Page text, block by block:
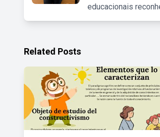
educacionais
Related Posts